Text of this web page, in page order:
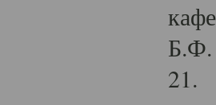
Б.Ф.
21.